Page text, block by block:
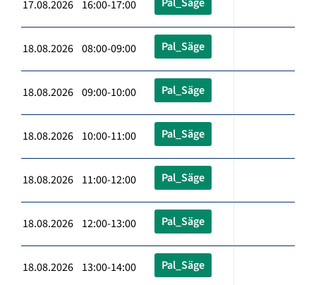
17.08.2026 16:00-17:00
18.08.2026 08:00-09:00 Pal_Säge
18.08.2026 09:00-10:00 Pal_Säge
18.08.2026 10:00-11:00 Pal_Säge
18.08.2026 11:00-12:00 Pal_Säge
18.08.2026 12:00-13:00 Pal_Säge
18.08.2026 13:00-14:00 Pal_Säge